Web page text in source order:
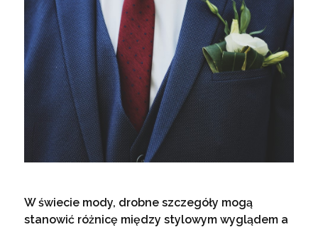
W świecie mody, drobne szczegóły mogą
stanowić różnicę między stylowym wyglądem a